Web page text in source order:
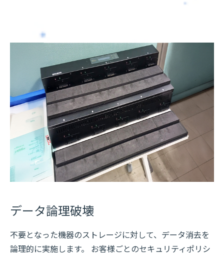
データ論理破壊
不要となった機器のストレージに対して、データ消去を
論理的に実施します。 お客様ごとのセキュリティポリシ